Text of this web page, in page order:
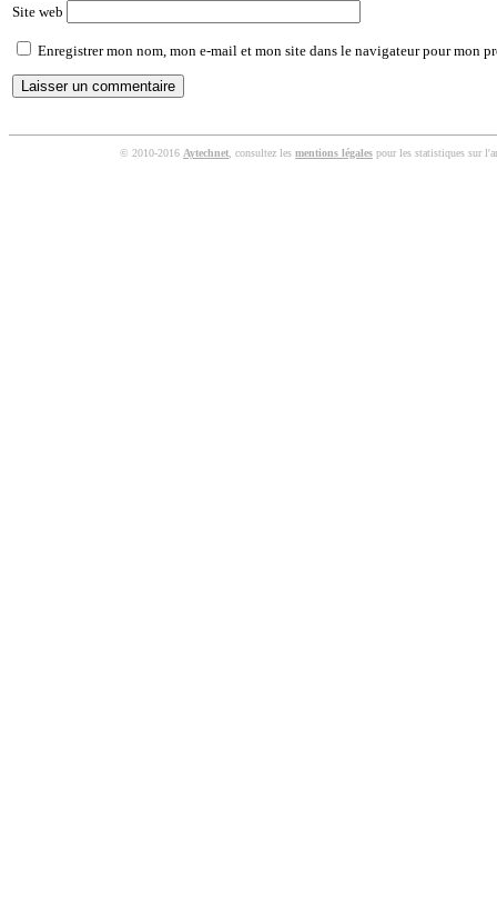
Site web
Enregistrer mon nom, mon e-mail et mon site dans le navigateur pour mon
© 2010-2016 Aytechnet , consultez les mentions légales pour les statistiques sur